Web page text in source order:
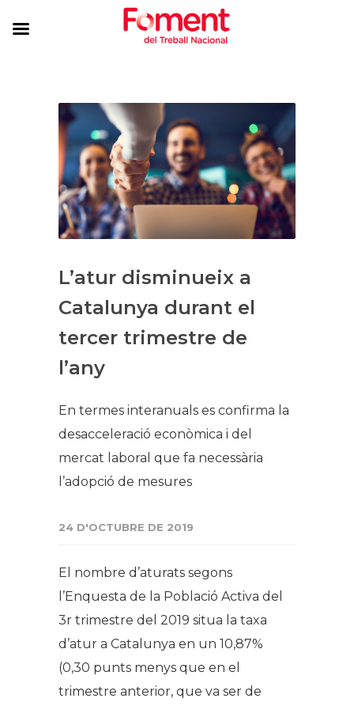
L’atur disminueix a
Catalunya durant el
tercer trimestre de
l’any
En termes interanuals es confirma la
desacceleració econòmica i del
mercat laboral que fa necessària
l’adopció de mesures
24 D'OCTUBRE DE 2019
El nombre d’aturats segons
l’Enquesta de la Població Activa del
3r trimestre del 2019 situa la taxa
d’atur a Catalunya en un 10,87%
(0,30 punts menys que en el
trimestre anterior, que va ser de